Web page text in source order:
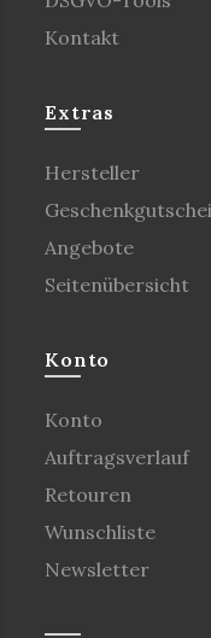
Kontakt
Extras
Hersteller
Angebote
Seitenübersicht
Konto
Konto
Auftragsverlauf
Retouren
Wunschliste
Newsletter